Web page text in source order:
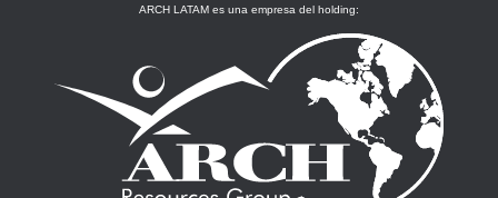
ARCH LATAM es una empresa del holding: